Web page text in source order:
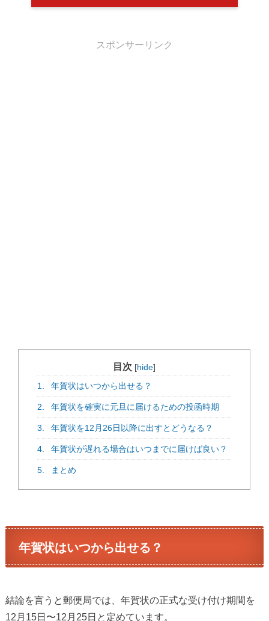
スポンサーリンク
目次 [hide]
1.
年賀状はいつから出せる？
2. 年賀状を確実に元旦に届けるための投函時期
3. 年賀状を12月26日以降に出すとどうなる？
4. 年賀状が遅れる場合はいつまでに届けば良い？
5. まとめ
年賀状はいつから出せる？
結論を言うと郵便局では、年賀状の正式な受け付け期間を
12月15日〜12月25日と定めています。